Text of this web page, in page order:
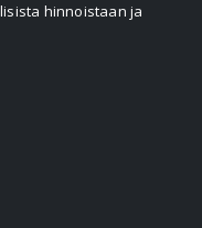
hinnoistaan ja